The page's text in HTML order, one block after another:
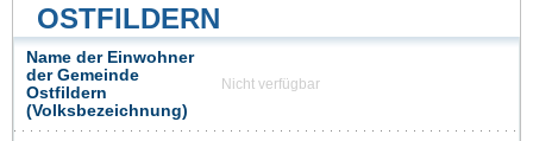
OSTFILDERN
Name der Einwohner
der Gemeinde
Ostfildern
(Volksbezeichnung)
Nicht verfügbar